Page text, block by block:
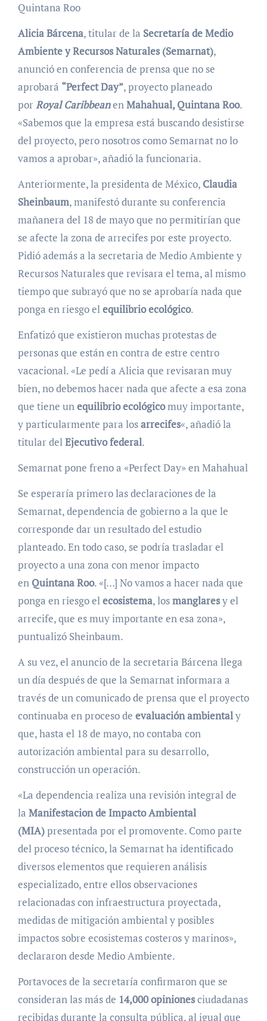
Quintana Roo
Alicia Bárcena, titular de la Secretaría de Medio
Ambiente y Recursos Naturales (Semarnat),
anunció en conferencia de prensa que no se
aprobará “Perfect Day”, proyecto planeado
porRoyal CaribbeanenMahahual, Quintana Roo.
«Sabemos que la empresa está buscando desistirse
del proyecto, pero nosotros como Semarnat no lo
vamos a aprobar», añadió la funcionaria.
Anteriormente, la presidenta de México, Claudia
Sheinbaum, manifestó durante su conferencia
mañanera del 18 de mayo que no permitirían que
se afecte la zona de arrecifes por este proyecto.
Pidió además a la secretaria de Medio Ambiente y
Recursos Naturales que revisara el tema, al mismo
tiempo que subrayó que no se aprobaría nada que
ponga en riesgo elequilibrio ecológico.
Enfatizó que existieron muchas protestas de
personas que están en contra de estre centro
vacacional. «Le pedí a Alicia que revisaran muy
bien, no debemos hacer nada que afecte a esa zona
que tiene unequilibrio ecológicomuy importante,
y particularmente para losarrecifes«, añadió la
titular delEjecutivo federal.
Semarnat pone freno a «Perfect Day» en Mahahual
Se esperaría primero las declaraciones de la
Semarnat, dependencia de gobierno a la que le
corresponde dar un resultado del estudio
planteado. En todo caso, se podría trasladar el
proyecto a una zona con menor impacto
en QuintanaRoo. «[…] No vamos a hacer nada que
ponga en riesgo elecosistema, losmanglaresy el
arrecife, que es muy importante en esa zona»,
puntualizó Sheinbaum.
A su vez, el anuncio de la secretaria Bárcena llega
un día después de que la Semarnat informara a
través de un comunicado de prensa que el proyecto
continuaba en proceso de evaluación ambientaly
que, hasta el 18 de mayo, no contaba con
autorización ambiental para su desarrollo,
construcción un operación.
«La dependencia realiza una revisión integral de
la Manifestacion de Impacto Ambiental
(MIA)presentada por el promovente. Como parte
del proceso técnico, la Semarnat ha identificado
diversos elementos que requieren análisis
especializado, entre ellos observaciones
relacionadas con infraestructura proyectada,
medidas de mitigación ambiental y posibles
impactos sobre ecosistemas costeros y marinos»,
declararon desde Medio Ambiente.
Portavoces de la secretaría confirmaron que se
consideran las más de 14,000 opinionesciudadanas
recibidas durante la consulta pública, al igual que